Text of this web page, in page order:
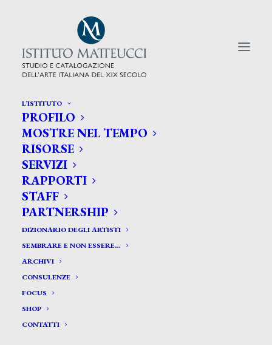
L’ISTITUTO
PROFILO
MOSTRE NEL TEMPO
RISORSE
SERVIZI
RAPPORTI
STAFF
PARTNERSHIP
DIZIONARIO DEGLI ARTISTI
SEMBRARE E NON ESSERE…
ARCHIVI
CONSULENZE
FOCUS
SHOP
CONTATTI
CERCA TRA GLI ARTISTI:
Search
for:
Vitelleschi Gaspare*
VITELLESCHI GASPARE